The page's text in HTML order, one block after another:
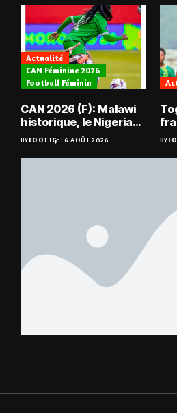
Actualité
CAN Féminine 2026
Football Féminin
CAN 2026 (F): Malawi
historique, le Nigeria
sauvé, la Zambie
éliminée
BYFOOT.TG 6 AOÛT 2026 BY